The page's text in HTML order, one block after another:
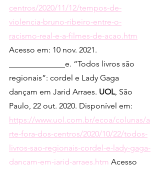
centros/2020/11/12/tempos-de-
violencia-bruno-ribeiro-entre-o-
racismo-real-e-a-filmes-de-acao.htm
Acesso em: 10 nov. 2021.
______________e. “Todos livros são
regionais”: cordel e Lady Gaga
dançam em Jarid Arraes. UOL, São
Paulo, 22 out. 2020. Disponível em:
https://www.uol.com.br/ecoa/colunas/a
rte-fora-dos-centros/2020/10/22/todos-
livros-sao-regionais-cordel-e-lady-gaga-
dancam-em-jarid-arraes.htm Acesso